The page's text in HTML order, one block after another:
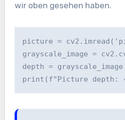
wir oben gesehen haben.
picture =
grayscale_image =
depth =
print(f"Picture depth: